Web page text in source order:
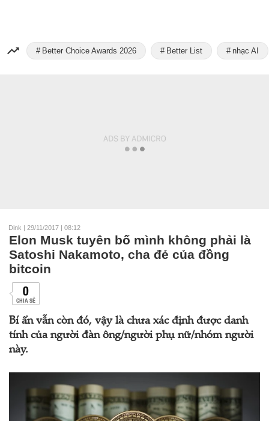
Better Choice Awards 2026 Better List nhạc AI
Dink | 29/11/2017 | 08:12
Elon Musk tuyên bố mình không phải là
Satoshi Nakamoto, cha đẻ của đồng
bitcoin
0
CHIA SẺ
Bí ẩn vẫn còn đó, vậy là chưa xác định được danh
tính của người đàn ông/người phụ nữ/nhóm người
này.